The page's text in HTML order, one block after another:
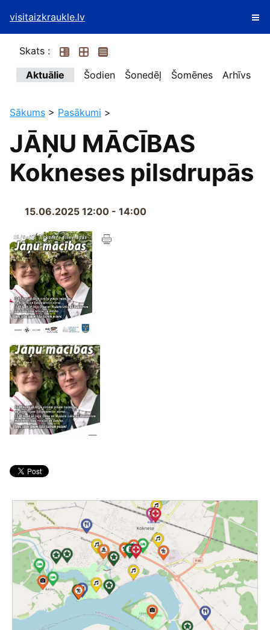
visitaizkraukle.lv
Skats :
Aktuālie
Šodien Šonedēļ Šomēnes Arhīvs
Sākums > Pasākumi >
JĀŅU MĀCĪBAS
Kokneses pilsdrupās
15.06.2025 12:00 - 14:00